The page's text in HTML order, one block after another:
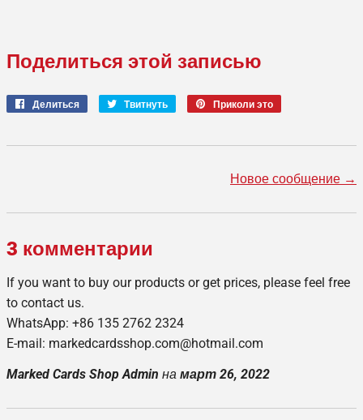
Поделиться этой записью
Делиться
ПоделитьсяТвитнуть
ТвитнутьПриколи это
Новое сообщение →
3 комментарии
If you want to buy our products or get prices, please feel free
to contact us.
WhatsApp: +86 135 2762 2324
E-mail: markedcardsshop.com@hotmail.com
Marked Cards Shop Admin на март 26, 2022